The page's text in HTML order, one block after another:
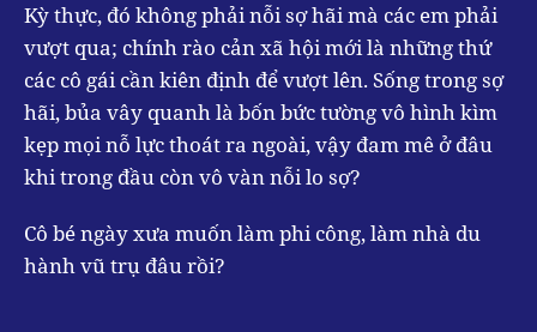
Kỳ thực, đó không phải nỗi sợ hãi mà các em phải
vượt qua; chính rào cản xã hội mới là những thứ
các cô gái cần kiên định để vượt lên. Sống trong sợ
hãi, bủa vây quanh là bốn bức tường vô hình kìm
kẹp mọi nỗ lực thoát ra ngoài, vậy đam mê ở đâu
khi trong đầu còn vô vàn nỗi lo sợ?
Cô bé ngày xưa muốn làm phi công, làm nhà du
hành vũ trụ đâu rồi?